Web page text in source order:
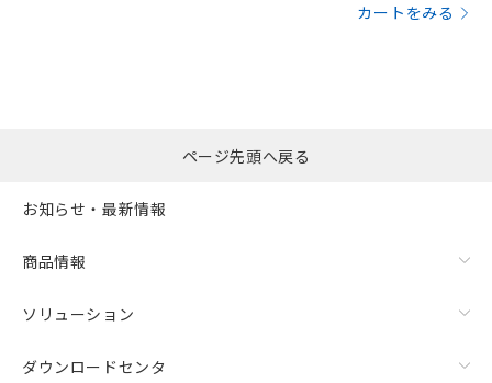
カートをみる
ページ先頭へ戻る
お知らせ・最新情報
商品情報
ソリューション
ダウンロードセンタ